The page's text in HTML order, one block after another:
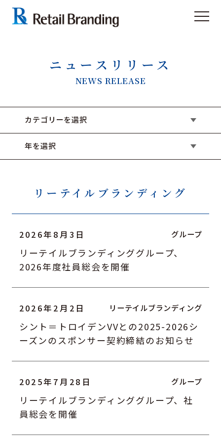
ニュースリリース
NEWS RELEASE
カテゴリーを選択
年を選択
リーテイルブランディング
2026年8月3日
リーテイルブランディンググループ、
2026年度社員総会を開催
2026年2月2日
シント＝トロイデンVVとの2025-2026シ
ーズンのスポンサー契約締結のお知らせ
2025年7月28日
リーテイルブランディンググループ、社
員総会を開催